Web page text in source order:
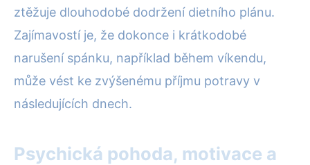
ztěžuje dlouhodobé dodržení dietního plánu.
Zajímavostí je, že dokonce i krátkodobé
narušení spánku, například během víkendu,
může vést ke zvýšenému příjmu potravy v
následujících dnech.
Psychická pohoda, motivace a